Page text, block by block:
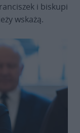
i biskupi
wskażą.